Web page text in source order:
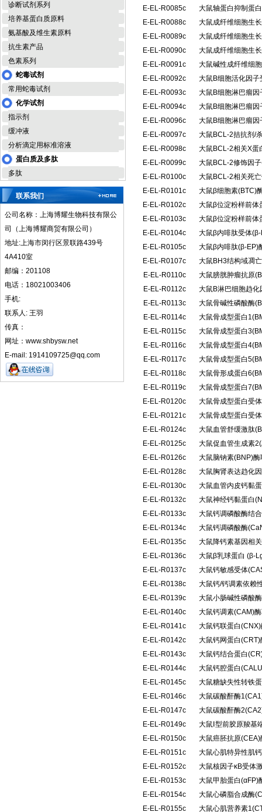
诊断试剂系列
培养基蛋白质原料
氨基酸及维生素原料
抗生素产品
色素系列
蛇毒试剂
常用蛇毒试剂
化学试剂
指示剂
缓冲液
分析滴定用标准溶液
蛋白质及多肽
多肽
联系我们
公司名称：上海博耀生物科技有限公
司（上海博耀商贸有限公司）
地址:上海市闵行区景联路439号
4A410室
邮编：201108
电话：18021003406
手机:
联系人: 王羽
传真：
网址：www.shbysw.net
E-mail: 1914109725@qq.com
E-EL-R0085c
大鼠轴蛋白抑制蛋
E-EL-R0088c
大鼠成纤维细胞生
E-EL-R0089c
大鼠成纤维细胞生
E-EL-R0090c
大鼠成纤维细胞生
E-EL-R0091c
大鼠碱性成纤维细
E-EL-R0092c
大鼠B细胞活化因
E-EL-R0093c
大鼠B细胞淋巴瘤
E-EL-R0094c
大鼠B细胞淋巴瘤
E-EL-R0096c
大鼠B细胞淋巴瘤
E-EL-R0097c
大鼠BCL-2拮抗剂/
E-EL-R0098c
大鼠BCL-2相关X蛋
E-EL-R0099c
大鼠BCL-2修饰因
E-EL-R0100c
大鼠BCL-2相关死
E-EL-R0101c
大鼠β细胞素(BTC)
E-EL-R0102c
大鼠β位淀粉样前体
E-EL-R0103c
大鼠β位淀粉样前体
E-EL-R0104c
大鼠β内啡肽受体
E-EL-R0105c
大鼠β内啡肽(β-EP)
E-EL-R0107c
大鼠BH3结构域凋
E-EL-R0110c
大鼠膀胱肿瘤抗原
E-EL-R0112c
大鼠B淋巴细胞趋
E-EL-R0113c
大鼠骨碱性磷酸酶
E-EL-R0114c
大鼠骨成型蛋白
E-EL-R0115c
大鼠骨成型蛋白
E-EL-R0116c
大鼠骨成型蛋白
E-EL-R0117c
大鼠骨成型蛋白
E-EL-R0118c
大鼠骨形成蛋白
E-EL-R0119c
大鼠骨成型蛋白
E-EL-R0120c
大鼠骨成型蛋白受
E-EL-R0121c
大鼠骨成型蛋白受
E-EL-R0124c
大鼠血管舒缓激肽
E-EL-R0125c
大鼠促血管生成素
E-EL-R0126c
大鼠脑钠素(BNP)
E-EL-R0128c
大鼠胸肾表达趋化
E-EL-R0130c
大鼠血管内皮钙黏
E-EL-R0132c
大鼠神经钙黏蛋白
E-EL-R0133c
大鼠钙调磷酸酶结
E-EL-R0134c
大鼠钙调磷酸酶
E-EL-R0135c
大鼠降钙素基因相
E-EL-R0136c
大鼠β乳球蛋白 (β-
E-EL-R0137c
大鼠钙敏感受体
E-EL-R0138c
大鼠钙/钙调素依赖
E-EL-R0139c
大鼠小肠碱性磷酸
E-EL-R0140c
大鼠钙调素(CAM)
E-EL-R0141c
大鼠钙联蛋白
E-EL-R0142c
大鼠钙网蛋白
E-EL-R0143c
大鼠钙结合蛋白
E-EL-R0144c
大鼠钙腔蛋白
E-EL-R0145c
大鼠糖缺失性转铁
E-EL-R0146c
大鼠碳酸酐酶
E-EL-R0147c
大鼠碳酸酐酶
E-EL-R0149c
大鼠Ⅰ型前胶原羧基
E-EL-R0150c
大鼠癌胚抗原
E-EL-R0151c
大鼠心肌特异性肌
E-EL-R0152c
大鼠核因子κB受体
E-EL-R0153c
大鼠甲胎蛋白(αFP)
E-EL-R0154c
大鼠心磷脂合成酶
E-EL-R0155c
大鼠心肌营养素